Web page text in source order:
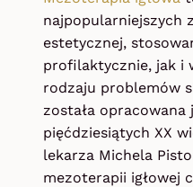
najpopularniejszych
estetycznej,
profilaktycznie, jak i
rodzaju problemów
została
pięćdziesiątych XX
lekarza Michela
mezoterapii igłowej